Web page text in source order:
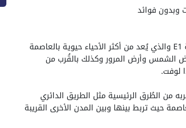
يقع في العاصمة الإدارية بداخل بالحي السابع R7 القطعة E1 والذي يُعد من أكثر الأحياء حيوية بالعاصمة
الشمس وأرض المرور وكذلك بالقُرب من
لوفت.
من الطُرق الرئيسية مثل الطريق الدائري
حيث تربط بينها وبين المدن الأخرى القريبة